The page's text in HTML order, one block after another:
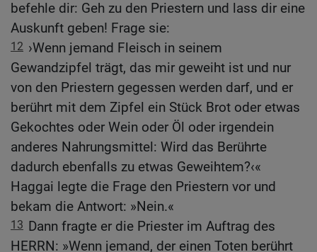
befehle dir: Geh zu den Priestern und lass dir eine
Auskunft geben! Frage sie:
12 ›Wenn jemand Fleisch in seinem
Gewandzipfel trägt, das mir geweiht ist und nur
von den Priestern gegessen werden darf, und er
berührt mit dem Zipfel ein Stück Brot oder etwas
Gekochtes oder Wein oder Öl oder irgendein
anderes Nahrungsmittel: Wird das Berührte
dadurch ebenfalls zu etwas Geweihtem?‹«
Haggai legte die Frage den Priestern vor und
bekam die Antwort: »Nein.«
13 Dann fragte er die Priester im Auftrag des
HERRN: »Wenn jemand, der einen Toten berührt